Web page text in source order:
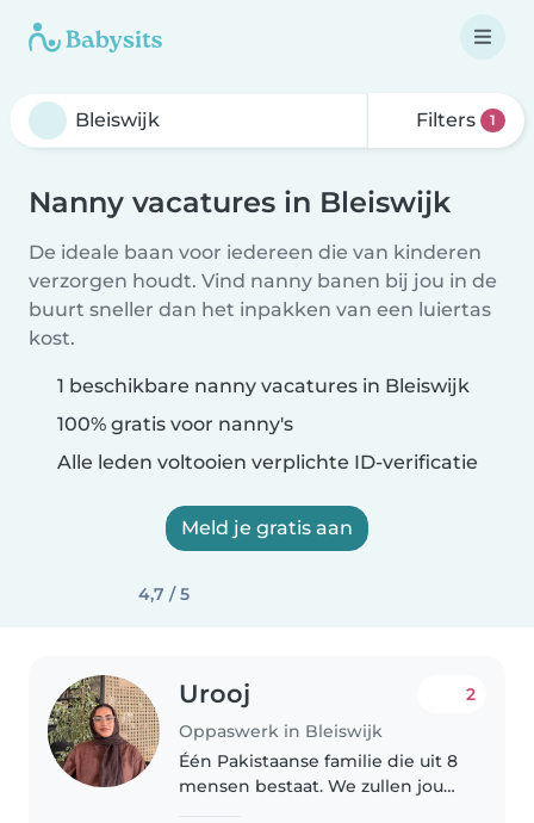
Filters 1
Nanny vacatures in Bleiswijk
De ideale baan voor iedereen die van kinderen
verzorgen houdt. Vind nanny banen bij jou in de
buurt sneller dan het inpakken van een luiertas
kost.
1 beschikbare nanny vacatures in Bleiswijk
100% gratis voor nanny's
Alle leden voltooien verplichte ID-verificatie
Meld je gratis aan
4,7 / 5
Urooj
Oppaswerk in Bleiswijk
2
Één Pakistaanse familie die uit 8
mensen bestaat. We zullen jou